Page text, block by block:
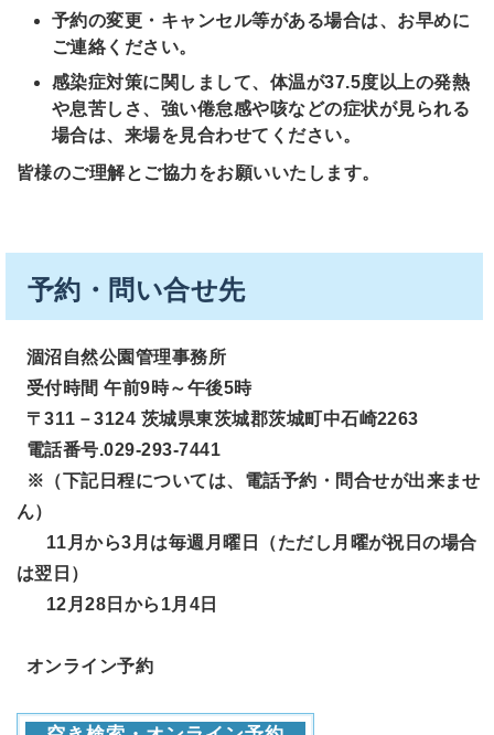
予約の変更・キャンセル等がある場合は、お早めに
ご連絡ください。
感染症対策に関しまして、体温が37.5度以上の発熱
や息苦しさ、強い倦怠感や咳などの症状が見られる
場合は、来場を見合わせてください。
皆様のご理解とご協力をお願いいたします。
予約・問い合せ先
涸沼自然公園管理事務所
受付時間 午前9時～午後5時
〒311－3124 茨城県東茨城郡茨城町中石崎2263
電話番号.029-293-7441
※（下記日程については、電話予約・問合せが出来ませ
ん）
11月から3月は毎週月曜日（ただし月曜が祝日の場合
は翌日）
12月28日から1月4日
オンライン予約